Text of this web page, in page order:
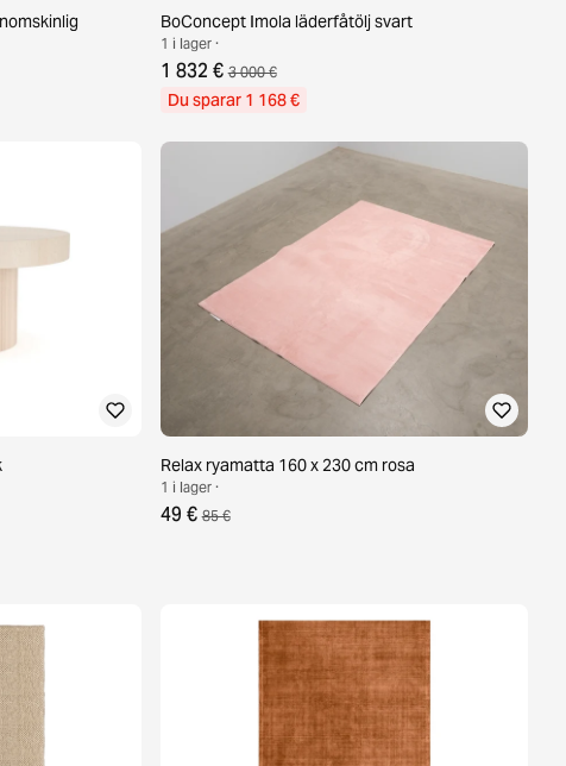
BoConcept Imola läderfåtölj svart
1 i lager ·
1 832 € 3 000 €
Du sparar 1 168 €
Relax ryamatta 160 x 230 cm rosa
1 i lager ·
49 € 85 €